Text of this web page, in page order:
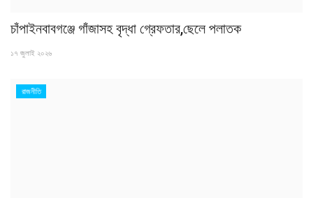
চাঁপাইনবাবগঞ্জে গাঁজাসহ বৃদ্ধা গ্রেফতার,ছেলে পলাতক
১৭ জুলাই ২০২৬
রাজনীতি